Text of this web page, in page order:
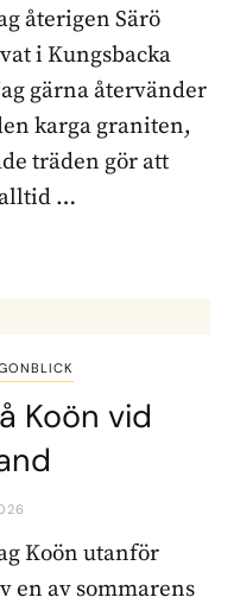
återigen Särö
i Kungsbacka
gärna återvänder
karga graniten,
träden gör att
…
Koön vid
Koön utanför
en av sommarens